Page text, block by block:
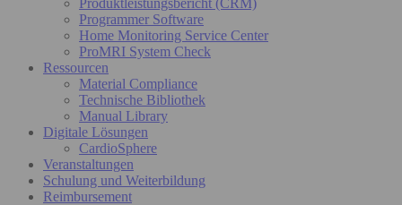
Programmer Software
Home Monitoring Service Center
ProMRI System Check
Ressourcen
Material Compliance
Technische Bibliothek
Manual Library
Digitale Lösungen
CardioSphere
Veranstaltungen
Schulung und Weiterbildung
Reimbursement